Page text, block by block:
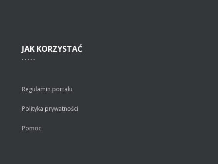
JAK KORZYSTAĆ
Regulamin portalu
Polityka prywatności
Pomoc